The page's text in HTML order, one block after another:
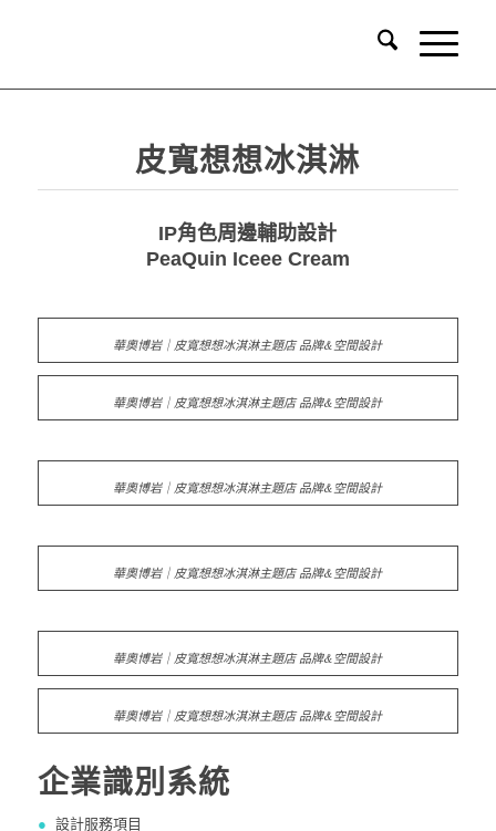
皮寬想想冰淇淋
IP角色周邊輔助設計
PeaQuin Iceee Cream
華奧博岩｜皮寬想想冰淇淋主題店 品牌&空間設計
華奧博岩｜皮寬想想冰淇淋主題店 品牌&空間設計
華奧博岩｜皮寬想想冰淇淋主題店 品牌&空間設計
華奧博岩｜皮寬想想冰淇淋主題店 品牌&空間設計
華奧博岩｜皮寬想想冰淇淋主題店 品牌&空間設計
華奧博岩｜皮寬想想冰淇淋主題店 品牌&空間設計
企業識別系統
● 設計服務項目